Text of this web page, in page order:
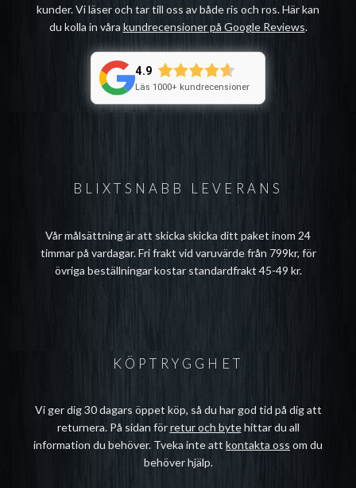
BLIXTSNABB LEVERANS
Vår målsättning är att skicka skicka ditt paket inom 24
timmar på vardagar. Fri frakt vid varuvärde från 799kr, för
övriga beställningar kostar standardfrakt 45-49 kr.
kunder. Vi läser och tar till oss av både ris och ros. Här kan
du kolla in våra kundrecensioner på Google Reviews.
4.9
Läs 1000+ kundrecensioner
KÖPTRYGGHET
Vi ger dig 30 dagars öppet köp, så du har god tid på dig att
returnera. På sidan förretur och bytehittar du all
information du behöver. Tveka inte att kontakta oss om du
behöver hjälp.